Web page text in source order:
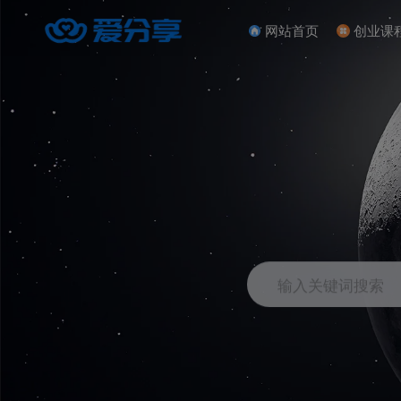
网站首页 创业课
输入关键词搜索